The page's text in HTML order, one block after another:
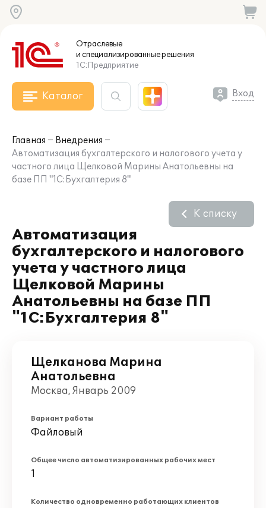
Отраслевые
и специализированныерешения
1С:Предприятие
Каталог Вход
Главная
Внедрения
Автоматизация бухгалтерского и налогового учета у
частного лица Щелковой Марины Анатольевны на
базе ПП "1С:Бухгалтерия 8"
Автоматизация
бухгалтерского и налогового
учета у частного лица
Щелковой Марины
Анатольевны на базе ПП
"1С:Бухгалтерия 8"
К списку
Щелканова Марина
Анатольевна
Москва, Январь 2009
Вариант работы
Файловый
Общее число автоматизированных рабочих мест
1
Количество одновременно работающих клиентов